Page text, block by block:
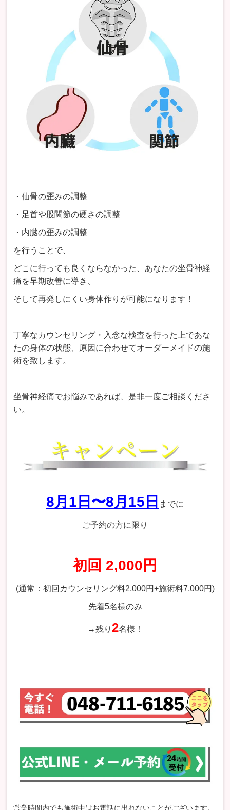
・仙骨の歪みの調整
・足首や股関節の硬さの調整
・内臓の歪みの調整
を行うことで、
どこに行っても良くならなかった、あなたの坐骨神経
痛を早期改善に導き、
そして再発しにくい身体作りが可能になります！
丁寧なカウンセリング・入念な検査を行った上であな
たの身体の状態、原因に合わせてオーダーメイドの施
術を致します。
坐骨神経痛でお悩みであれば、是非一度ご相談くださ
い。
8月1日〜8月15日 までに
ご予約の方に限り
初回 2,000円
(通常：初回カウンセリング料2,000円+施術料7,000円)
先着5名様のみ
→残り 2名様！
営業時間内でも施術中はお電話に出れないことがございます。